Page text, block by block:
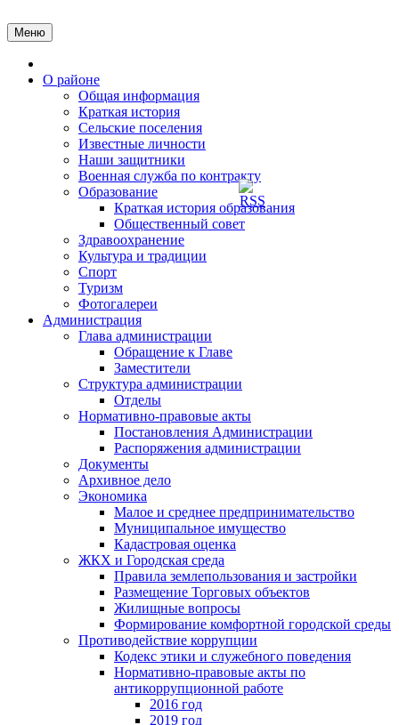
к
содержимому
Меню
О районе
Общая информация
Краткая история
Сельские поселения
Известные личности
Наши защитники
Военная служба по контракту
Образование
Краткая история образования
Общественный совет
Здравоохранение
Культура и традиции
Спорт
Туризм
Фотогалереи
Администрация
Глава администрации
Обращение к Главе
Заместители
Структура администрации
Отделы
Нормативно-правовые акты
Постановления Администрации
Распоряжения администрации
Документы
Архивное дело
Экономика
Малое и среднее предпринимательство
Муниципальное имущество
Кадастровая оценка
ЖКХ и Городская среда
Правила землепользования и застройки
Размещение Торговых объектов
Жилищные вопросы
Формирование комфортной городской среды
Противодействие коррупции
Кодекс этики и служебного поведения
Нормативно-правовые акты по
антикоррупционной работе
2016 год
2019 год